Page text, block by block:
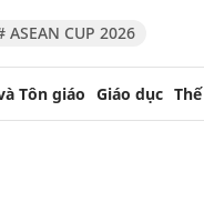
ASEAN CUP 2026
Tôn giáo Giáo dục